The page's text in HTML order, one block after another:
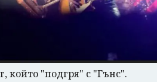
който "подгря" с "Гънс".